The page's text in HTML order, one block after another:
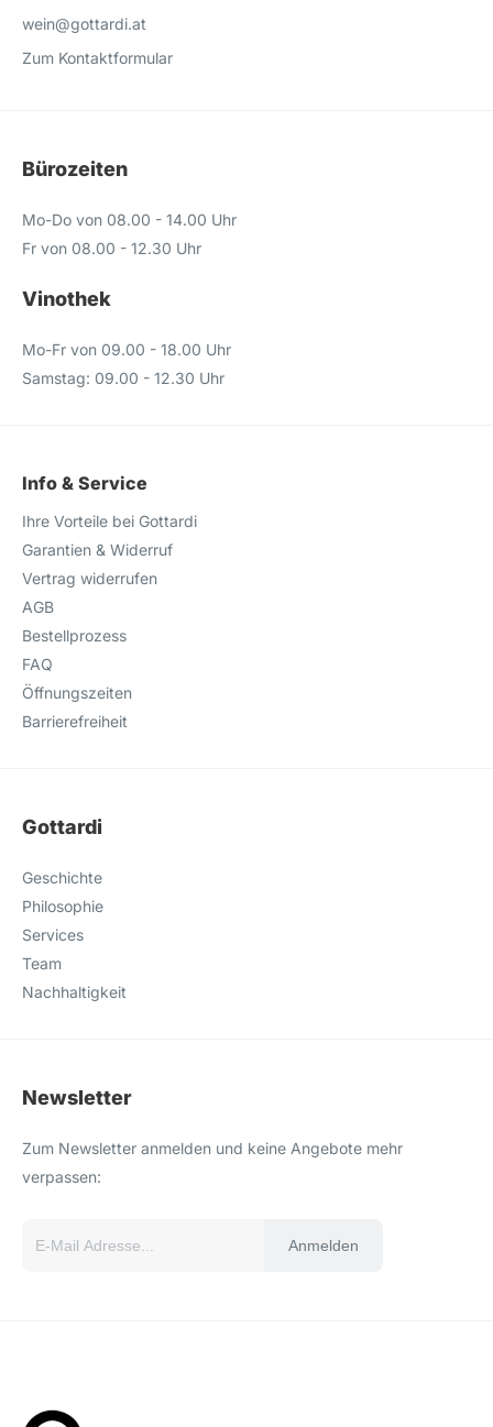
wein@gottardi.at
Zum Kontaktformular
Bürozeiten
Mo-Do von 08.00 - 14.00 Uhr
Fr von 08.00 - 12.30 Uhr
Vinothek
Mo-Fr von 09.00 - 18.00 Uhr
Samstag: 09.00 - 12.30 Uhr
Info & Service
Ihre Vorteile bei Gottardi
Garantien & Widerruf
Vertrag widerrufen
AGB
Bestellprozess
FAQ
Öffnungszeiten
Barrierefreiheit
Gottardi
Geschichte
Philosophie
Services
Team
Nachhaltigkeit
Newsletter
Zum Newsletter anmelden und keine Angebote mehr
verpassen:
Anmelden